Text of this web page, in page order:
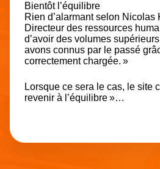
Bientôt l’équilibre
Rien d’alarmant selon Nicolas
Directeur des ressources
d’avoir des volumes
avons connus par le passé
correctement chargée. »
Lorsque ce sera le cas, le site
revenir à l’équilibre »…